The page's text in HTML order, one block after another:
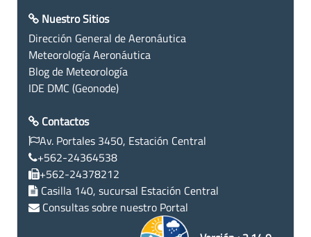
Nuestro Sitios
Dirección General de Aeronáutica
Meteorología Aeronáutica
Blog de Meteorología
IDE DMC (Geonode)
Contactos
Av. Portales 3450, Estación Central
+562-24364538
+562-24378212
Casilla 140, sucursal Estación Central
Consultas sobre nuestro Portal